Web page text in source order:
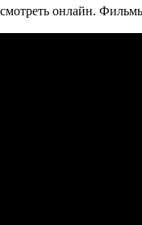
онлайн.